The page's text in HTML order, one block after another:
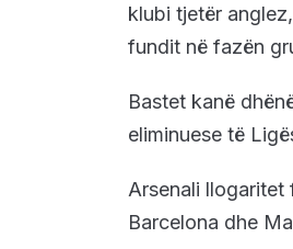
klubi tjetër
fundit në fazën
Bastet kanë
eliminuese të
Arsenali llogaritet
Barcelona dhe